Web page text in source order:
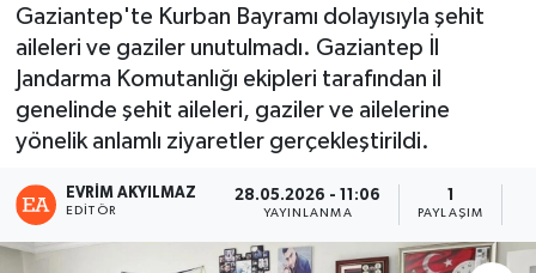
Gaziantep'te Kurban Bayramı dolayısıyla şehit
aileleri ve gaziler unutulmadı. Gaziantep İl
Jandarma Komutanlığı ekipleri tarafından il
genelinde şehit aileleri, gaziler ve ailelerine
yönelik anlamlı ziyaretler gerçekleştirildi.
EVRIM AKYILMAZ
EDITÖR
28.05.2026 - 11:06
YAYINLANMA PAYLAŞIM
Son Dakika Haberleri
Haber Arşivi